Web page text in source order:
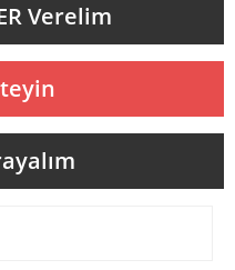
Verelim